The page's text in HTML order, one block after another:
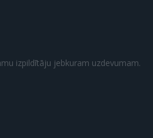
izpildītāju jebkuram uzdevumam.